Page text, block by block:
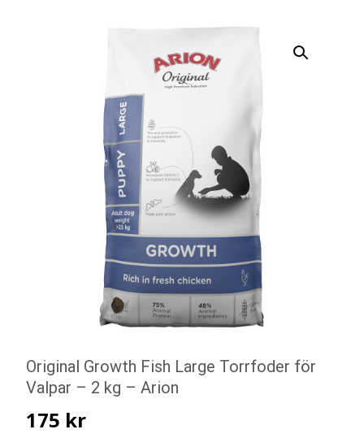
Original Growth Fish Large Torrfoder för
Valpar – 2 kg – Arion
175 kr